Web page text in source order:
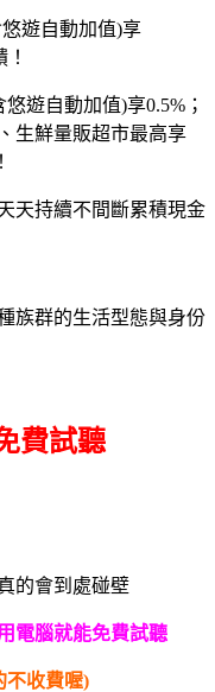
遊自動加值)享
遊自動加值)享0.5%；
生鮮量販超市最高享
天持續不間斷累積現金
族群的生活型態與身份
費試聽
的會到處碰壁
電腦就能免費試聽
不收費喔)